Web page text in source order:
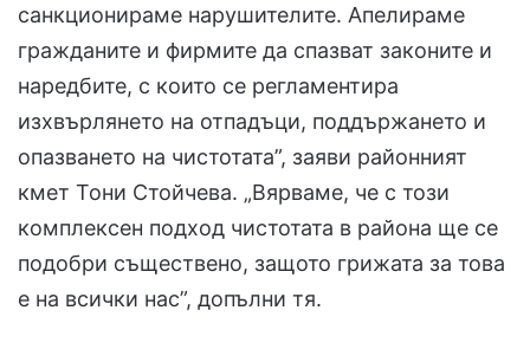
санкционираме нарушителите. Апелираме
гражданите и фирмите да спазват законите и
наредбите, с които се регламентира
изхвърлянето на отпадъци, поддържането и
опазването на чистотата”, заяви районният
кмет Тони Стойчева. „Вярваме, че с този
комплексен подход чистотата в района ще се
подобри съществено, защото грижата за това
е на всички нас”, допълни тя.